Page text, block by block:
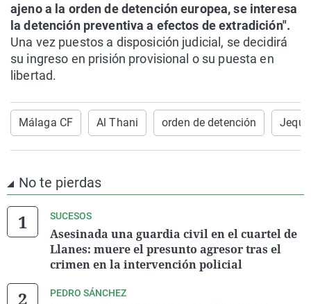
ajeno a la orden de detención europea, se interesa
la detención preventiva a efectos de extradición".
Una vez puestos a disposición judicial, se decidirá
su ingreso en prisión provisional o su puesta en
libertad.
Málaga CF Al Thani orden de detención Jeque
No te pierdas
SUCESOS
Asesinada una guardia civil en el cuartel de
Llanes: muere el presunto agresor tras el
crimen en la intervención policial
PEDRO SÁNCHEZ